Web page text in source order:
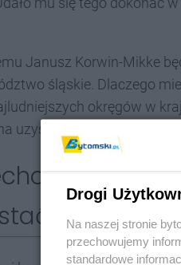
Janusz Korwin-Mikke
śląskie. Dlaczego
okręgów w
uzyskanie mandatu.
zniszczona
Drogi
Na naszej stronie
przechowujemy
standardowe